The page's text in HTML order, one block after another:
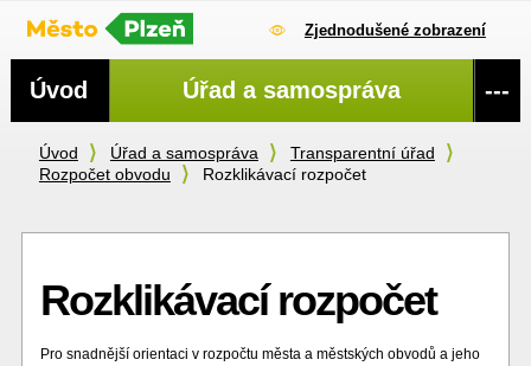
Zjednodušené zobrazení
Úvod Úřad a samospráva
Transparentní úřad
Rozpočet obvodu
Rozklikávací rozpočet
Rozklikávací rozpočet
Pro snadnější orientaci v rozpočtu města a městských obvodů a jeho
Navigace
Úvod Úřad a samospráva ---